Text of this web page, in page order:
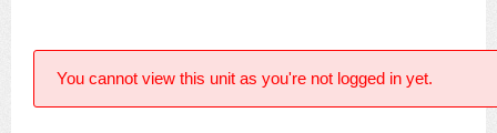
You cannot view this unit as you're not logged in yet.